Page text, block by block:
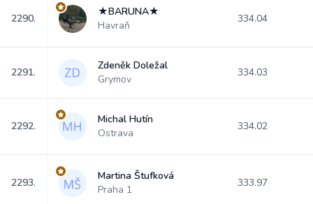
2290.
★BARUNA★
Havraň
334.04
2291.
Zdeněk Doležal
Grymov
334.03
2292.
Michal Hutín
Ostrava
334.02
2293.
Martina Štufková
Praha 1
333.97